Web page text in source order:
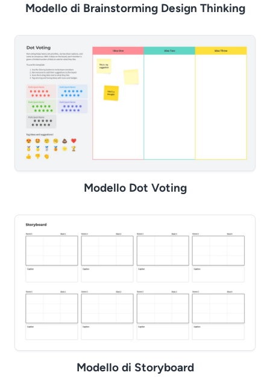
Modello di Brainstorming Design Thinking
Modello Dot Voting
Modello di Storyboard